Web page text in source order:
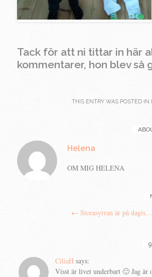
Tack för att ni tittar in här
kommentarer, hon blev så
THIS ENTRY WAS POSTED IN
Helena
OM MIG HELENA
← Storasyrran är på dagis…
CiliaH says:
Visst är livet underbart 🙂 Jag är